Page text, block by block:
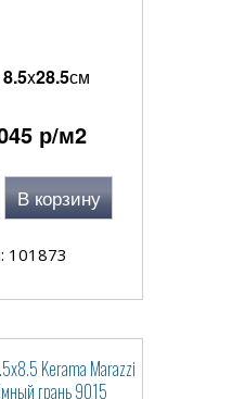
8.5x28.5см
р/м2
В корзину
101873
Kerama Marazzi
грань 9015